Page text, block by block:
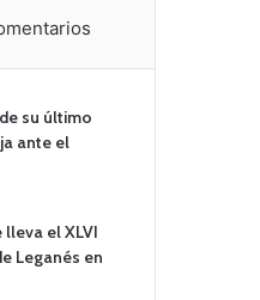
su último
ante el
lleva el XLVI
Leganés en